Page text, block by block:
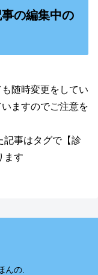
の編集中の
随時変更をしてい
ますのでご注意を
記事はタグで【診
ます
んの.